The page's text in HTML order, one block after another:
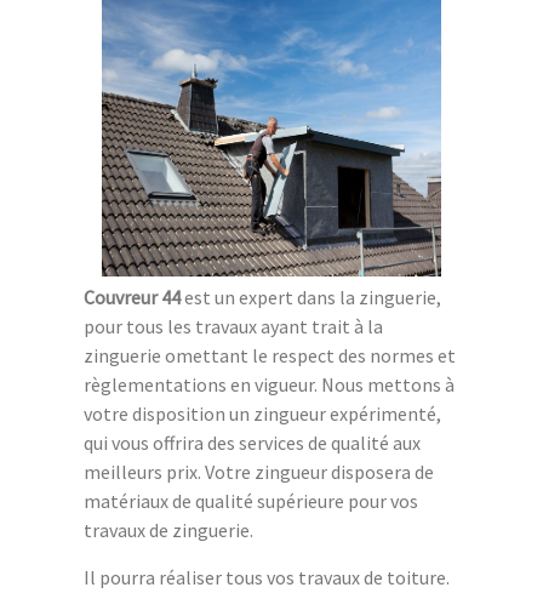
Couvreur 44est un expert dans la zinguerie,
pour tous les travaux ayant trait à la
zinguerie omettant le respect des normes et
règlementations en vigueur. Nous mettons à
votre disposition un zingueur expérimenté,
qui vous offrira des services de qualité aux
meilleurs prix. Votre zingueur disposera de
matériaux de qualité supérieure pour vos
travaux de zinguerie.
Il pourra réaliser tous vos travaux de toiture.